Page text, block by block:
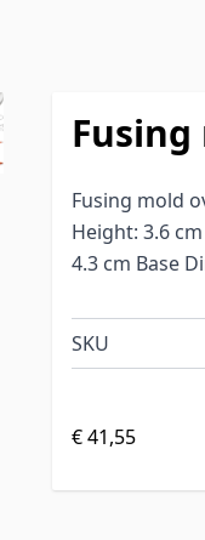
Fusing mold
Height: 3.6
4.3 cm Base
SKU
€ 41,55